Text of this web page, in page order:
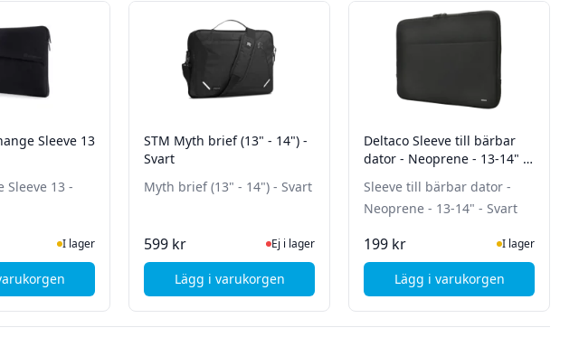
senaste status
- Upp till 14" - Nylon - Svart
Sleeve 13
Sleeve 13 -
I lager
, STM Gamechange Sleeve 13 - 14" - Svart
STM Myth brief (13" - 14") -
Svart
Myth brief (13" - 14") - Svart
599 kr Ej i lager, besök produktsidan för senaste status
Ej i lager
Lägg i varukorgen, STM Myth brief (13" - 14") - Svart
Deltaco Sleeve till bärbar
dator - Neoprene - 13-14" -
Sleeve till bärbar dator -
Neoprene - 13-14" - Svart
199 kr I lager
Lägg i varukorgen, Deltaco Sleeve till